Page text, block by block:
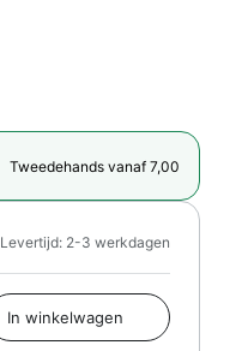
Tweedehands vanaf 7,00
Levertijd: 2-3 werkdagen